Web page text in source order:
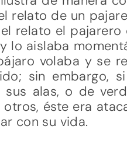
relato de un
relato el
lo aislaba
volaba y se
sin embargo,
sus alas, o de
otros, éste era
con su vida.